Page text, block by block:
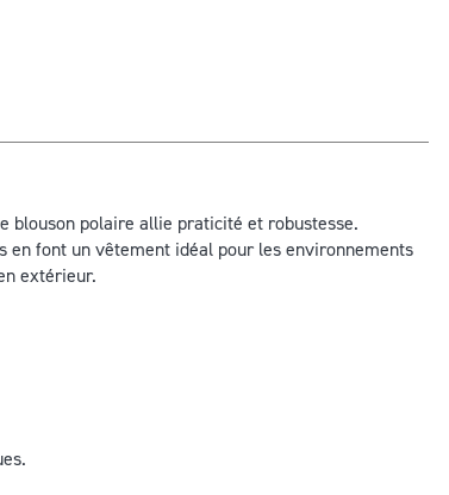
blouson polaire allie praticité et robustesse.
font un vêtement idéal pour les environnements
extérieur.